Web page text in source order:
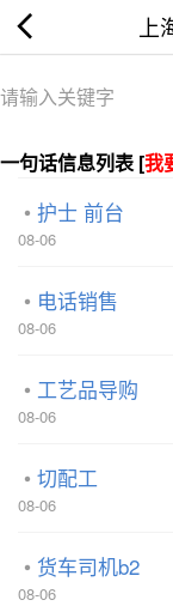
上
一句话信息列表 [我
护士 前台
08-06
电话销售
08-06
工艺品导购
08-06
切配工
08-06
货车司机b2
08-06